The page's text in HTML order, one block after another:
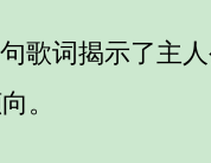
歌词揭示了主
。